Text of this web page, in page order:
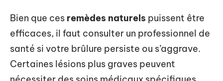
Bien que ces remèdes naturels puissent être
efficaces, il faut consulter un professionnel de
santé si votre brûlure persiste ou s’aggrave.
Certaines lésions plus graves peuvent